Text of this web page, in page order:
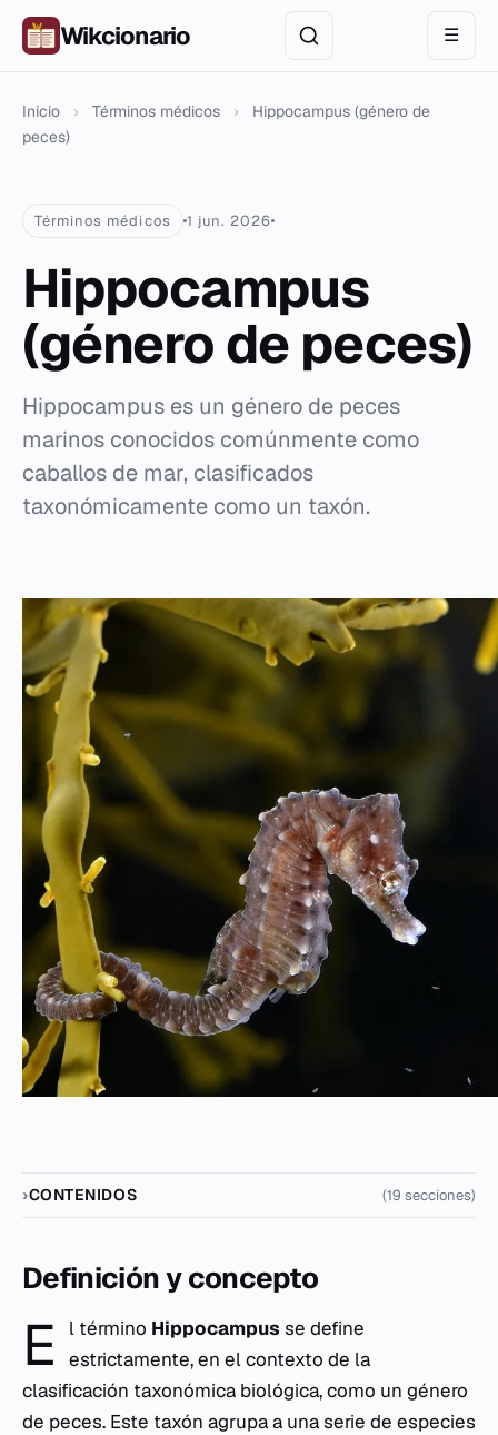
Wikcionario ☰
Inicio › Términos médicos ›
Hippocampus (género de
peces)
Términos médicos 1 jun. 2026
Hippocampus
(género de peces)
Hippocampus es un género de peces
marinos conocidos comúnmente como
caballos de mar, clasificados
taxonómicamente como un taxón.
CONTENIDOS (19 secciones)
Definición y concepto
E l término Hippocampus se define
estrictamente, en el contexto de la
clasificación taxonómica biológica, como un género
de peces. Este taxón agrupa a una serie de especies